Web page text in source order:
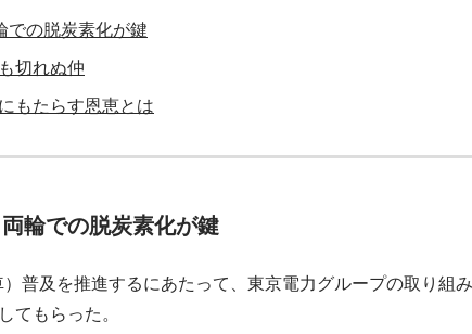
での脱炭素化が鍵
切れぬ仲
もたらす恩恵とは
輪での脱炭素化が鍵
普及を推進するにあたって、東京電力グループの取り組
てもらった。